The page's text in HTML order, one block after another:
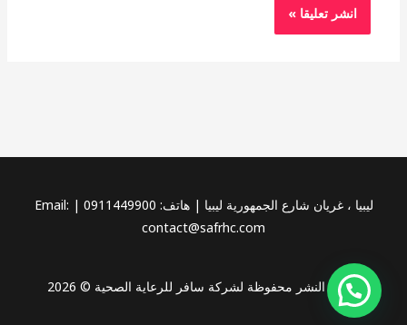
ليبيا ، غريان شارع الجمهورية ليبيا | هاتف: 0911449900 | Email:
contact@safrhc.com
حقوق النشر محفوظة لشركة سافر للرعاية الصحية © 2026